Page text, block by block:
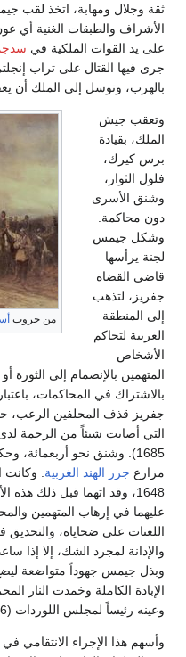
ثقة وجلال ومهابة، اتخذ لقب
الأشراف والطبقات الغنية أي
على يد القوات الملكية في
جرى فيها القتال على تراب
بالهرب، وتوسل إلى الملك أن
من حروب
وتعقب جيش
الملك، بقيادة
برس كيرك،
فلول الثوار،
وشنق الأسرى
دون محاكمة.
وشكل جيمس
لجنة يرأسها
قاضي القضاة
جفريز، لتذهب
إلى المنطقة
الغربية لتحاكم
الأشخاص
المتهمين بالإنضمام إلى
بالاشتراك في المحاكمات،
جفريز قذف المحلفين الرعب،
التي أصابت شيئاً من الرحمة
1685). وشنق نحو أربعمائة،
مزارع جزر الهند الغربية
1648، وقد اتهما قبل ذلك
عليهما في إرهاب المتهمين
اللعنات على ضحاياه،
والإدانة لمجرد الشك، إلا إذا
وبذل جيمس جهوداً متواضعة
الإبادة الكاملة وخمدت النار
وعينه رئيساً لمجلس اللوردات (6 سبتمبر 1686).
وأسهم هذا الإجراء الانتقامي